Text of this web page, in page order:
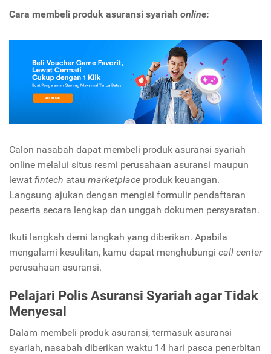
Cara membeli produk asuransi syariah online:
Calon nasabah dapat membeli produk asuransi syariah
online melalui situs resmi perusahaan asuransi maupun
lewat fintech atau marketplace produk keuangan.
Langsung ajukan dengan mengisi formulir pendaftaran
peserta secara lengkap dan unggah dokumen persyaratan.
Ikuti langkah demi langkah yang diberikan. Apabila
mengalami kesulitan, kamu dapat menghubungi call center
perusahaan asuransi.
Pelajari Polis Asuransi Syariah agar Tidak
Menyesal
Dalam membeli produk asuransi, termasuk asuransi
syariah, nasabah diberikan waktu 14 hari pasca penerbitan